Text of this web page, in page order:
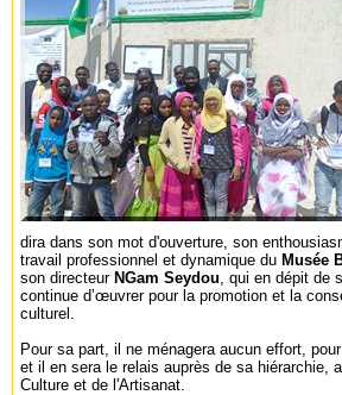
dira dans son mot d'ouverture, son
travail professionnel et dynamique du Musée
son directeur NGam Seydou, qui en dépit de
continue d’œuvrer pour la promotion et la
culturel.
Pour sa part, il ne ménagera aucun effort,
et il en sera le relais auprès de sa hiérarchie,
Culture et de l'Artisanat.